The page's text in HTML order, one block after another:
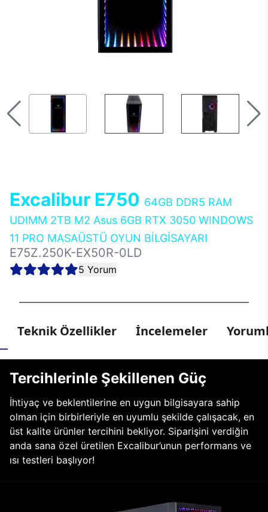
Excalibur E750 64GB DDR5 RAM
UDIMM 2TB M2 Asus 6GB RTX 3050 WINDOWS
11 PRO MASAÜSTÜ OYUN BİLGİSAYARI
E75Z.250K-EX50R-0LD
5 Yorum
Teknik Özellikler İncelemeler
Tercihlerinle Şekillenen Güç
İhtiyaç ve beklentilerine en uygun bilgisayara sahip
olman için birbirleriyle en uyumlu şekilde çalışacak, en
üst kalite ürünler tercihini bekliyor. Siparişini verdiğin
anda sana özel üretilen Excalibur’unun performans ve
ısı testleri başlıyor!